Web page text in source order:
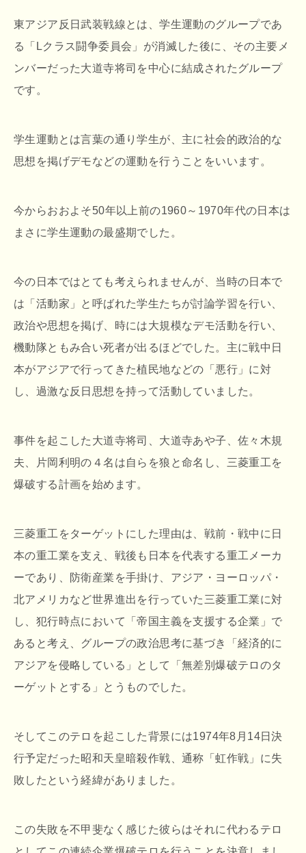
東アジア反日武装戦線とは、学生運動のグループであ
る「Lクラス闘争委員会」が消滅した後に、その主要メ
ンバーだった大道寺将司を中心に結成されたグループ
です。
学生運動とは言葉の通り学生が、主に社会的政治的な
思想を掲げデモなどの運動を行うことをいいます。
今からおおよそ50年以上前の1960～1970年代の日本は
まさに学生運動の最盛期でした。
今の日本ではとても考えられませんが、当時の日本で
は「活動家」と呼ばれた学生たちが討論学習を行い、
政治や思想を掲げ、時には大規模なデモ活動を行い、
機動隊ともみ合い死者が出るほどでした。主に戦中日
本がアジアで行ってきた植民地などの「悪行」に対
し、過激な反日思想を持って活動していました。
事件を起こした大道寺将司、大道寺あや子、佐々木規
夫、片岡利明の４名は自らを狼と命名し、三菱重工を
爆破する計画を始めます。
三菱重工をターゲットにした理由は、戦前・戦中に日
本の重工業を支え、戦後も日本を代表する重工メーカ
ーであり、防衛産業を手掛け、アジア・ヨーロッパ・
北アメリカなど世界進出を行っていた三菱重工業に対
し、犯行時点において「帝国主義を支援する企業」で
あると考え、グループの政治思考に基づき「経済的に
アジアを侵略している」として「無差別爆破テロのタ
ーゲットとする」とうものでした。
そしてこのテロを起こした背景には1974年8月14日決
行予定だった昭和天皇暗殺作戦、通称「虹作戦」に失
敗したという経緯がありました。
この失敗を不甲斐なく感じた彼らはそれに代わるテロ